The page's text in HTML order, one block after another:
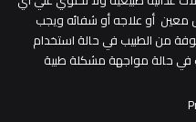
معين أو علاجه أو شفائه ويجب
من الطبيب في حالة استخدام
في حالة مواجهة مشكلة طبية